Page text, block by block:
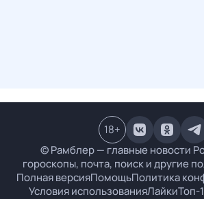
© Рамблер — главные новости
гороскопы, почта, поиск и другие
Полная версияПомощьПолитика
Условия использованияЛайкиТоп-
18+